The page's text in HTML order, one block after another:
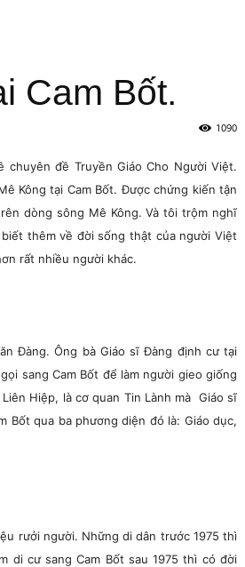
Cam Bốt.
1090
đề Truyền Giáo Cho Người Việt.
Kông tại Cam Bốt. Được chứng kiến tận
dòng sông Mê Kông. Và tôi trộm nghĩ
thêm về đời sống thật của người Việt
rất nhiều người khác.
Đàng. Ông bà Giáo sĩ Đàng định cư tại
sang Cam Bốt để làm người gieo giống
Hiệp, là cơ quan Tin Lành mà Giáo sĩ
Bốt qua ba phương diện đó là: Giáo dục,
rưởi người. Những di dân trước 1975 thì
di cư sang Cam Bốt sau 1975 thì có đời